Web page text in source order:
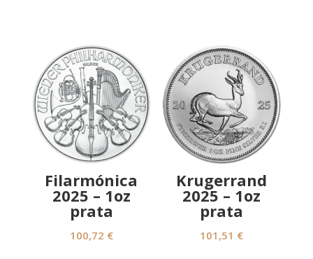
Filarmónica
2025 – 1oz
prata
100,72 €
Krugerrand
2025 – 1oz
prata
101,51 €